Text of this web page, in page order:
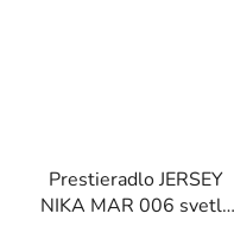
Prestieradlo JERSEY
NIKA MAR 006 svetlo